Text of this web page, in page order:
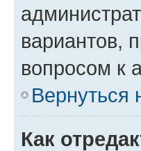
вариантов,
вопросом к
Вернуться
Как